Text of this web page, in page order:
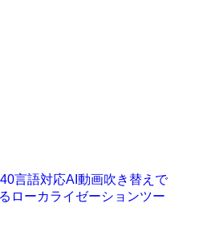
言語対応AI動画吹き替えで
ローカライゼーションツー